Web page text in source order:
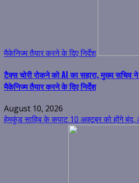
मैकेनिज्म तैयार करने के दिए निर्देश
टैक्स चोरी रोकने को AI का सहारा, मुख्य सचिव
मैकेनिज्म तैयार करने के दिए निर्देश
August 10, 2026
हेमकुंड साहिब के कपाट 10 अक्टूबर को होंगे